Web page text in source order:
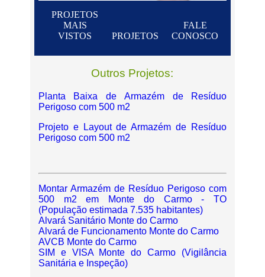
PROJETOS
MAIS
VISTOS
PROJETOS
FALE
CONOSCO
Outros Projetos:
Planta Baixa de Armazém de Resíduo
Perigoso com 500 m2
Projeto e Layout de Armazém de Resíduo
Perigoso com 500 m2
Montar Armazém de Resíduo Perigoso com
500 m2 em Monte do Carmo - TO
(População estimada 7.535 habitantes)
Alvará Sanitário Monte do Carmo
Alvará de Funcionamento Monte do Carmo
AVCB Monte do Carmo
SIM e VISA Monte do Carmo (Vigilância
Sanitária e Inspeção)